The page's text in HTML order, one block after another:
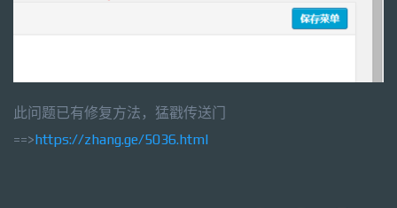
此问题已有修复方法，猛戳传送门
==>https://zhang.ge/5036.html